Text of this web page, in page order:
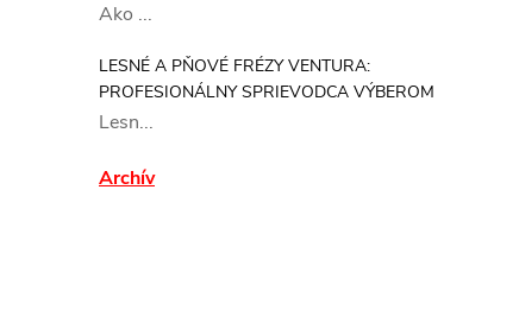
Ako ...
LESNÉ A PŇOVÉ FRÉZY VENTURA:
PROFESIONÁLNY SPRIEVODCA VÝBEROM
Lesn...
Archív